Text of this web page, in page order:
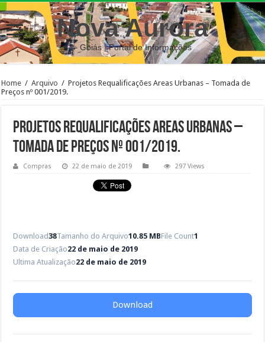
Nova Aurora
– Goiás | Portal de Informações
Home / Arquivo / Projetos Requalificações Areas Urbanas – Tomada de
Preços nº 001/2019.
Projetos Requalificações Areas Urbanas –
Tomada de Preços nº 001/2019.
Compras 22 de maio de 2019 297 Views
Download38Tamanho do Arquivo10.85 MBFile Count1
Data de Criação22 de maio de 2019
Ultima Atualização22 de maio de 2019
Download